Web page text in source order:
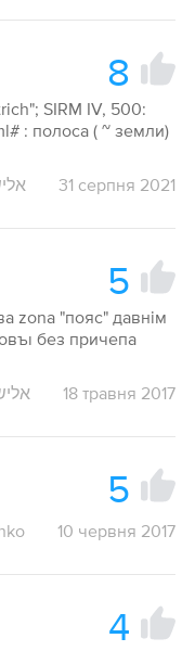
8
SIRM IV, 500:
: полоса ( ~ земли)
31 серпня 2021
5
zona "пояс" давнім
без причепа
18 травня 2017
5
10 червня 2017
4